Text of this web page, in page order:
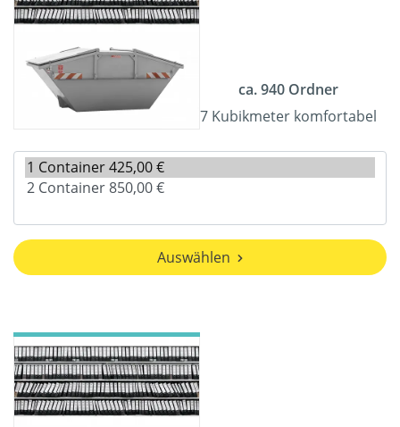
ca. 940 Ordner
7 Kubikmeter komfortabel
Auswählen